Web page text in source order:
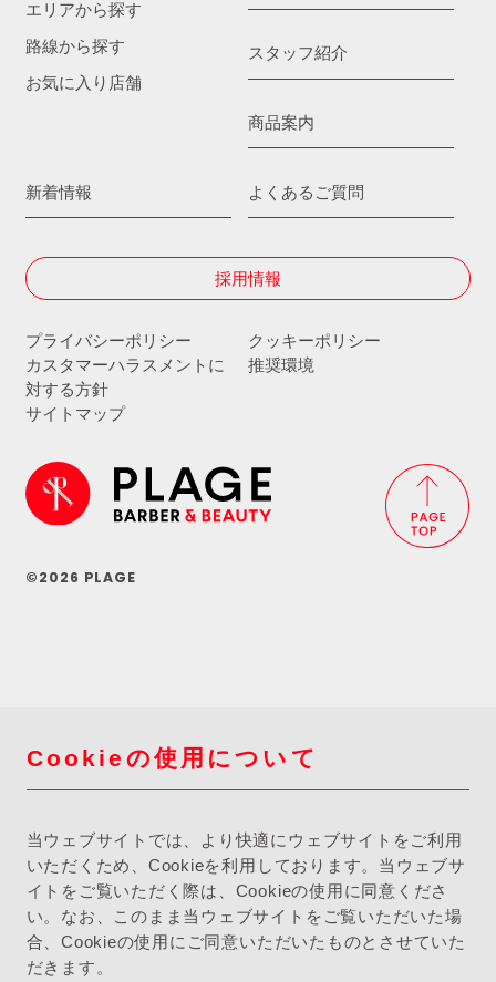
エリアから探す
路線から探す
お気に入り店舗
スタッフ紹介
商品案内
新着情報 よくあるご質問
採用情報
プライバシーポリシー
クッキーポリシー
カスタマーハラスメントに
対する方針
推奨環境
サイトマップ
©2026 PLAGE
Cookieの使用について
当ウェブサイトでは、より快適にウェブサイトをご利用
いただくため、Cookieを利用しております。当ウェブサ
イトをご覧いただく際は、Cookieの使用に同意くださ
い。なお、このまま当ウェブサイトをご覧いただいた場
合、Cookieの使用にご同意いただいたものとさせていた
だきます。